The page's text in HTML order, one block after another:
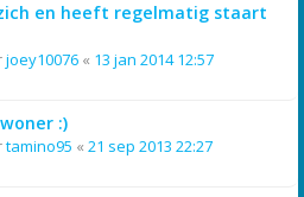
en heeft regelmatig staart
joey10076 « 13 jan 2014 12:57
:)
tamino95 « 21 sep 2013 22:27